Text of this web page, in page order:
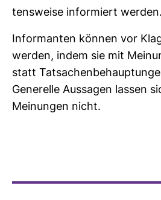
tens­weise infor­miert werden.
Infor­manten können vor
werden, indem sie mit
statt
Gene­relle Aus­sagen lassen
Mei­nungen nicht.